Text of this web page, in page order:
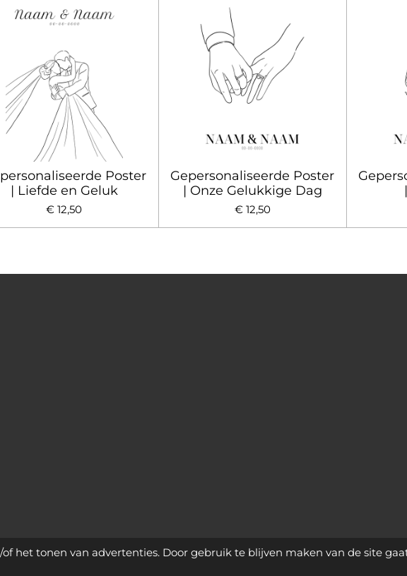
het tonen van advertenties. Door gebruik te blijven maken van de site
Poster
| Liefde en Geluk
€ 12,50
Gepersonaliseerde Poster
| Onze Gelukkige Dag
€ 12,50